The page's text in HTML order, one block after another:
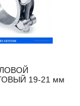
19-21 мм